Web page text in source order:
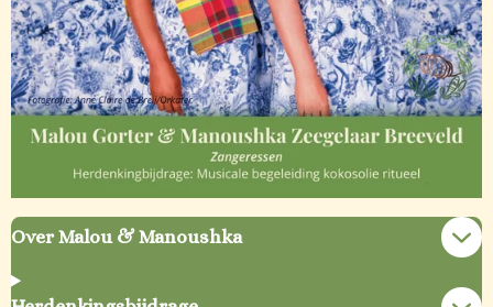
Over Malou & Manoushka